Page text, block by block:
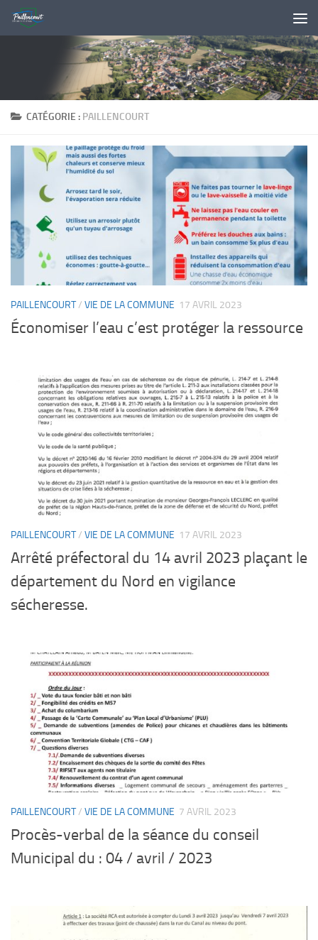
Skip to content
CATÉGORIE : PAILLENCOURT
PAILLENCOURT/ VIE DE LA COMMUNE 17 AVRIL 2023
Économiser l’eau c’est protéger la ressource
PAILLENCOURT/ VIE DE LA COMMUNE 17 AVRIL 2023
Arrêté préfectoral du 14 avril 2023 plaçant le
département du Nord en vigilance
sécheresse.
PAILLENCOURT/ VIE DE LA COMMUNE 7 AVRIL 2023
Procès-verbal de la séance du conseil
Municipal du : 04 / avril / 2023